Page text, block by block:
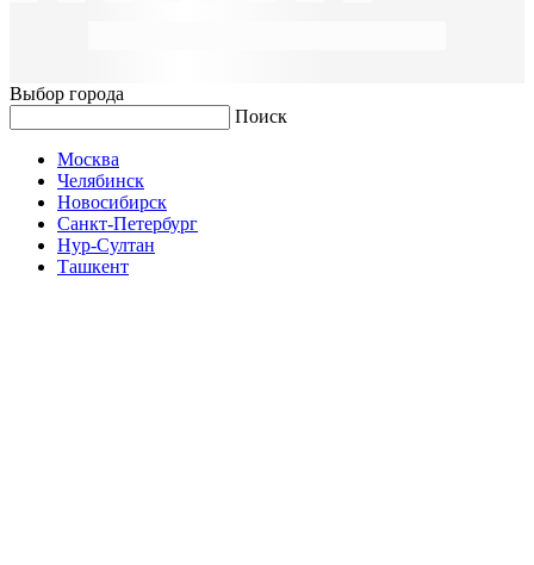
Выбор города
Поиск
Москва
Челябинск
Новосибирск
Санкт-Петербург
Нур-Султан
Ташкент